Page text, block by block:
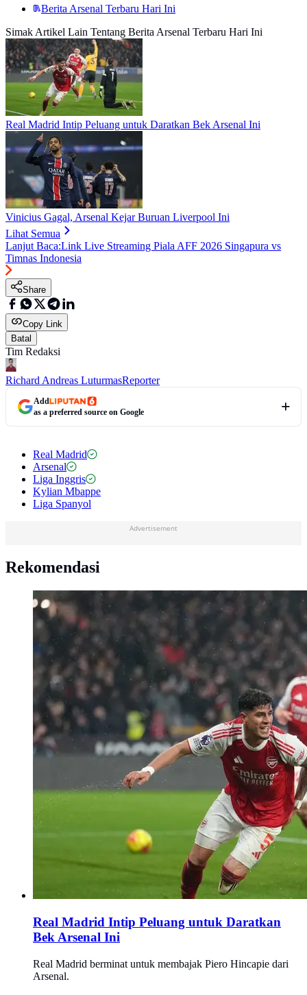
Berita Arsenal Terbaru Hari Ini
Simak Artikel Lain Tentang Berita Arsenal Terbaru Hari Ini
Real Madrid Intip Peluang untuk Daratkan Bek Arsenal Ini
Vinicius Gagal, Arsenal Kejar Buruan Liverpool Ini
Lihat Semua
Lanjut Baca:Link Live Streaming Piala AFF 2026 Singapura vs
Timnas Indonesia
Share
Copy Link
Batal
Tim Redaksi
Richard Andreas LuturmasReporter
Add
as a preferred source on Google
Real Madrid
Arsenal
Liga Inggris
Kylian Mbappe
Liga Spanyol
Advertisement
Rekomendasi
Real Madrid Intip Peluang untuk Daratkan
Bek Arsenal Ini
Real Madrid berminat untuk membajak Piero Hincapie dari
Arsenal.